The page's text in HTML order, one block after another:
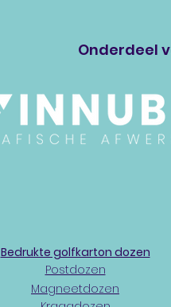
Onderdeel
Bedrukte golfkarton dozen
Postdozen
Magneetdozen